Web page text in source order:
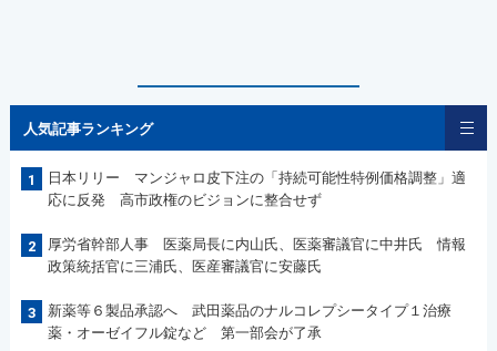
人気記事ランキング
1
日本リリー マンジャロ皮下注の「持続可能性特例価格調整」適
応に反発 高市政権のビジョンに整合せず
2
厚労省幹部人事 医薬局長に内山氏、医薬審議官に中井氏 情報
政策統括官に三浦氏、医産審議官に安藤氏
3
新薬等６製品承認へ 武田薬品のナルコレプシータイプ１治療
薬・オーゼイフル錠など 第一部会が了承